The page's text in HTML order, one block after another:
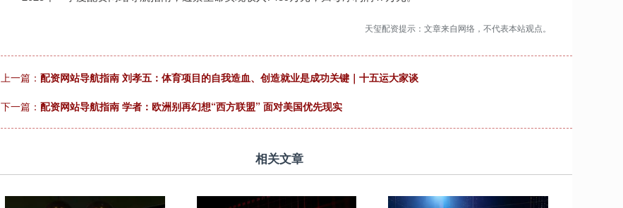
天玺配资提示：文章来自网络，不代表本站观点。
上一篇： 配资网站导航指南 刘孝五：体育项目的自我造血、创造就业是成功关键｜十五运大家谈
下一篇： 配资网站导航指南 学者：欧洲别再幻想“西方联盟” 面对美国优先现实
相关文章